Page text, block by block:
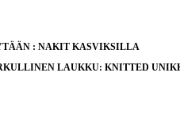
: NAKIT KASVIKSILLA
LAUKKU: KNITTED